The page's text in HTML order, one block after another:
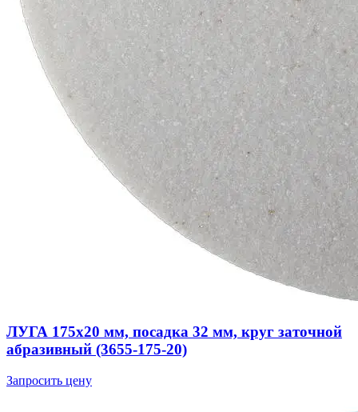
ЛУГА 175х20 мм, посадка 32 мм, круг заточной
абразивный (3655-175-20)
Запросить цену